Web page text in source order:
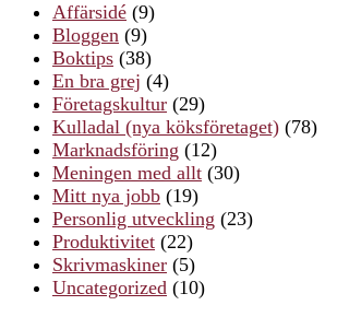
Affärsidé (9)
Bloggen (9)
Boktips (38)
En bra grej (4)
Företagskultur (29)
Kulladal (nya köksföretaget) (78)
Marknadsföring (12)
Meningen med allt (30)
Mitt nya jobb (19)
Personlig utveckling (23)
Produktivitet (22)
Skrivmaskiner (5)
Uncategorized (10)